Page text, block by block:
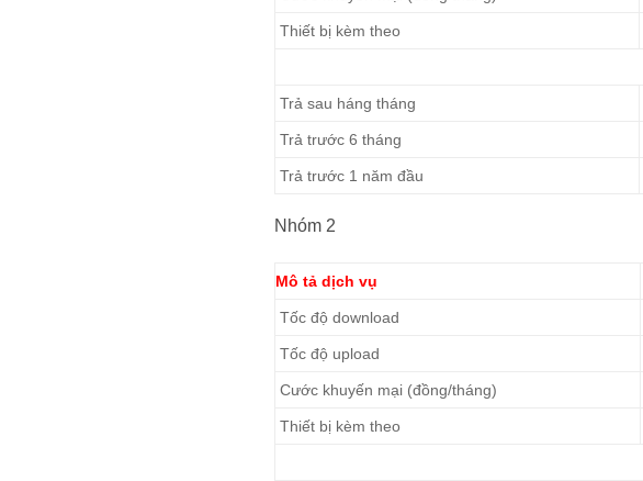
Thiết bị kèm theo
Trả sau háng tháng
Trả trước 6 tháng
Trả trước 1 năm đầu
Nhóm 2
Mô tả dịch vụ
Tốc độ download
Tốc độ upload
Cước khuyến mại (đồng/tháng)
Thiết bị kèm theo